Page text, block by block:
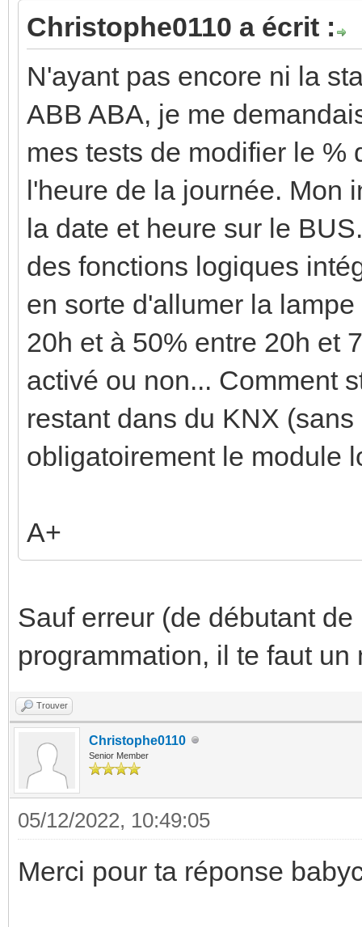
Christophe0110 a écrit :
N'ayant pas encore ni la
ABB ABA, je me
mes tests de modifier le %
l'heure de la journée. Mon
la date et heure sur le
des fonctions logiques
en sorte d'allumer la
20h et à 50% entre 20h et
activé ou non... Comment
restant dans du KNX
obligatoirement le module
A+
Sauf erreur (de débutant
programmation, il te faut
Trouver
Christophe0110
Senior Member
05/12/2022, 10:49:05
Merci pour ta réponse